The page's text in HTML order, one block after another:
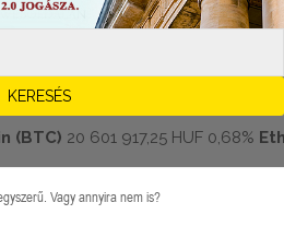
20 601 917,25 HUF0,68%
Vagy annyira nem is?